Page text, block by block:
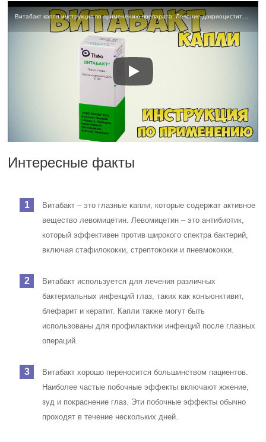
Интересные факты
Витабакт – это глазные капли, которые содержат активное
вещество левомицетин. Левомицетин – это антибиотик,
который эффективен против широкого спектра бактерий,
включая стафилококки, стрептококки и пневмококки.
Витабакт используется для лечения различных
бактериальных инфекций глаз, таких как конъюнктивит,
блефарит и кератит. Капли также могут быть
использованы для профилактики инфекций после глазных
операций.
Витабакт хорошо переносится большинством пациентов.
Наиболее частые побочные эффекты включают жжение,
зуд и покраснение глаз. Эти побочные эффекты обычно
проходят в течение нескольких дней.